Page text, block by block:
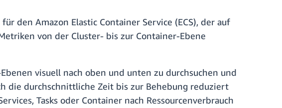
den Amazon Elastic Container Service (ECS), der auf
von der Cluster- bis zur Container-Ebene
visuell nach oben und unten zu durchsuchen und
die durchschnittliche Zeit bis zur Behebung reduziert
Tasks oder Container nach Ressourcenverbrauch